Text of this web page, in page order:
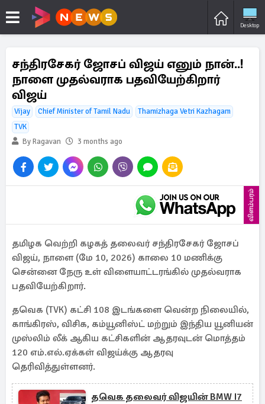
Desktop
சந்திரசேகர் ஜோசப் விஜய் எனும் நான்..!
நாளை முதல்வராக பதவியேற்கிறார்
விஜய்
Vijay Chief Minister of Tamil Nadu
Thamizhaga Vetri Kazhagam
TVK
By Ragavan
3 months ago
விளம்பரம்
தமிழக வெற்றி கழகத் தலைவர் சந்திரசேகர் ஜோசப்
விஜய், நாளை (மே 10, 2026) காலை 10 மணிக்கு
சென்னை நேரு உள் விளையாட்டரங்கில் முதல்வராக
பதவியேற்கிறார்.
தவெக (TVK) கட்சி 108 இடங்களை வென்ற நிலையில்,
காங்கிரஸ், விசிக, கம்யூனிஸ்ட் மற்றும் இந்திய யூனியன்
முஸ்லிம் லீக் ஆகிய கட்சிகளின் ஆதரவுடன் மொத்தம்
120 எம்.எல்.ஏக்கள் விஜய்க்கு ஆதரவு
தெரிவித்துள்ளனர்.
தவெக தலைவர் விஜயின் BMW I7